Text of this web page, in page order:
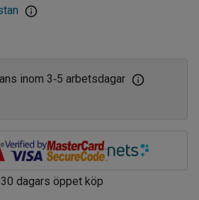
inom 3‑5 arbetsdagar
30 dagars öppet köp